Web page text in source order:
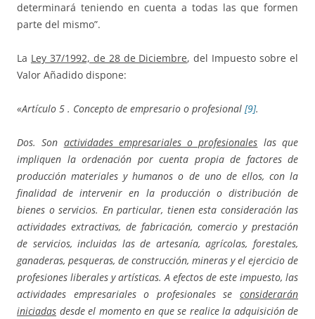
determinará teniendo en cuenta a todas las que formen
parte del mismo”.
La Ley 37/1992, de 28 de Diciembre, del Impuesto sobre el
Valor Añadido dispone:
«Artículo 5 . Concepto de empresario o profesional [9].
Dos. Son actividades empresariales o profesionales las que
impliquen la ordenación por cuenta propia de factores de
producción materiales y humanos o de uno de ellos, con la
finalidad de intervenir en la producción o distribución de
bienes o servicios. En particular, tienen esta consideración las
actividades extractivas, de fabricación, comercio y prestación
de servicios, incluidas las de artesanía, agrícolas, forestales,
ganaderas, pesqueras, de construcción, mineras y el ejercicio de
profesiones liberales y artísticas. A efectos de este impuesto, las
actividades empresariales o profesionales se considerarán
iniciadas desde el momento en que se realice la adquisición de